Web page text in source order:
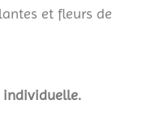
et fleurs de
individuelle.